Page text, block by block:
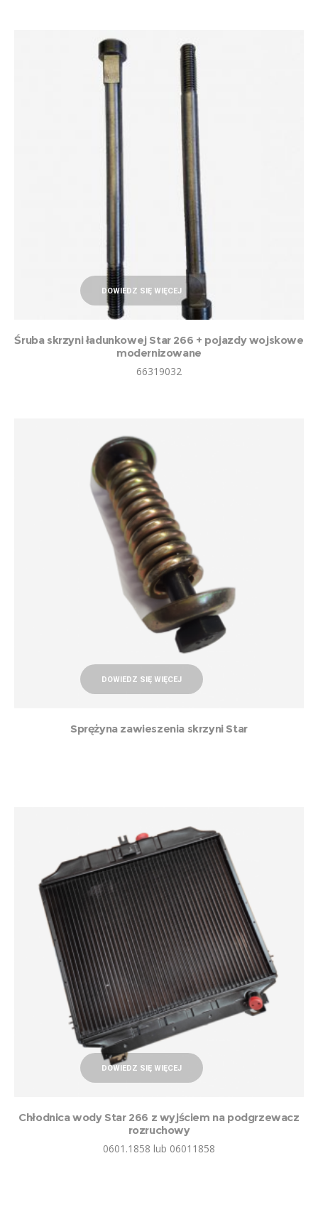
DOWIEDZ SIĘ WIĘCEJ
Śruba skrzyni ładunkowej Star 266 + pojazdy wojskowe
modernizowane
66319032
DOWIEDZ SIĘ WIĘCEJ
Sprężyna zawieszenia skrzyni Star
DOWIEDZ SIĘ WIĘCEJ
Chłodnica wody Star 266 z wyjściem na podgrzewacz
rozruchowy
0601.1858 lub 06011858